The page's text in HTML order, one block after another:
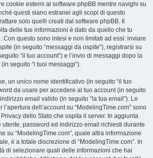
cookie esterni al software phpBB mentre navighi su
questi siano estranei agli scopi di questo
solo quelli creati dal software phpBB. Il
delle tue informazioni è dato da quello che tu
Con questo sono intesi e non limitati ad essi: inviare
(in seguito “messaggi da ospite”), registrarsi su
“il tuo account”) e l’invio di messaggi dopo la
seguito “i tuoi messaggi”).
un unico nome identificativo (in seguito “il tuo
da usare per accedere al tuo account (in seguito
email valido (in seguito “la tua email”). Le
dell’account su “ModelingTime.com” sono
dello Stato che ospita il server. In aggiunta
password ed indirizzo email richiesti durante
su “ModelingTime.com”, quale altra informazione
è a totale discrezione di “ModelingTime.com”. In
di selezionare quali delle informazioni che hai